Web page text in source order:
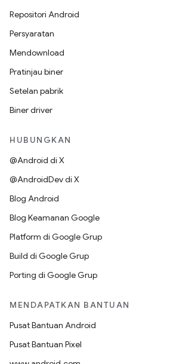
Repositori Android
Persyaratan
Mendownload
Pratinjau biner
Setelan pabrik
Biner driver
HUBUNGKAN
@Android di X
@AndroidDev di X
Blog Android
Blog Keamanan Google
Platform di Google Grup
Build di Google Grup
Porting di Google Grup
MENDAPATKAN BANTUAN
Pusat Bantuan Android
Pusat Bantuan Pixel